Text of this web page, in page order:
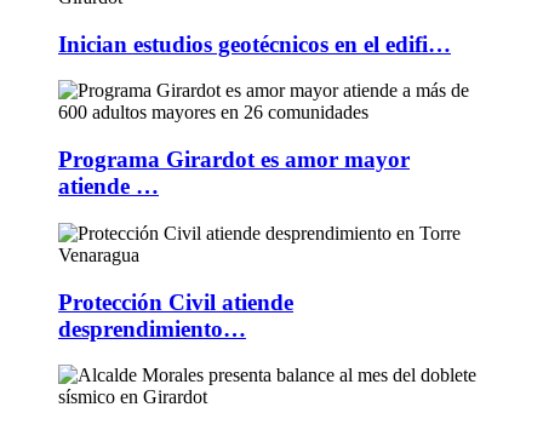
Inician estudios geotécnicos en el edifi…
Programa Girardot es amor mayor
atiende …
Protección Civil atiende
desprendimiento…